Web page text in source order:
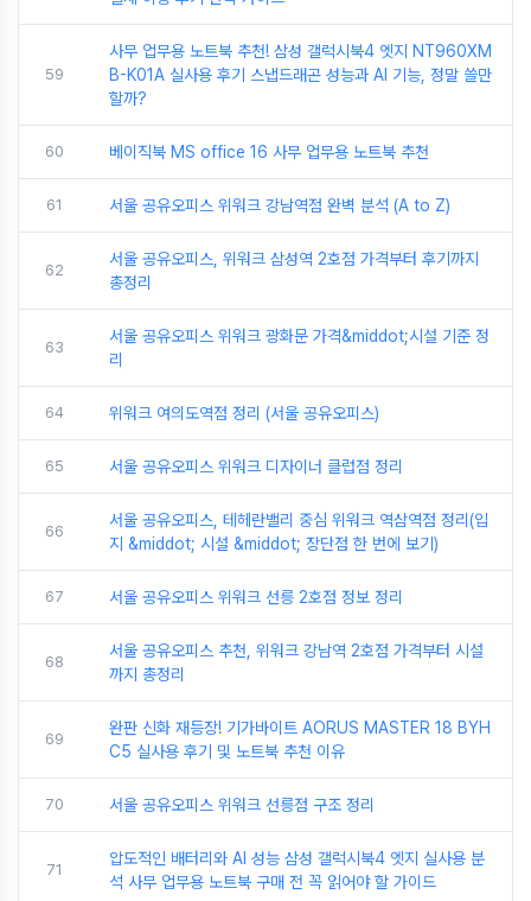
59
사무 업무용 노트북 추천! 삼성 갤럭시북4 엣지 NT960XM
B-K01A 실사용 후기 스냅드래곤 성능과 AI 기능, 정말 쓸만
할까?
60 베이직북 MS office 16 사무 업무용 노트북 추천
61 서울 공유오피스 위워크 강남역점 완벽 분석 (A to Z)
62
서울 공유오피스, 위워크 삼성역 2호점 가격부터 후기까지
총정리
63
서울 공유오피스 위워크 광화문 가격&middot;시설 기준 정
리
64 위워크 여의도역점 정리 (서울 공유오피스)
65 서울 공유오피스 위워크 디자이너 클럽점 정리
66
서울 공유오피스, 테헤란밸리 중심 위워크 역삼역점 정리(입
지 &middot; 시설 &middot; 장단점 한 번에 보기)
67 서울 공유오피스 위워크 선릉 2호점 정보 정리
68
서울 공유오피스 추천, 위워크 강남역 2호점 가격부터 시설
까지 총정리
69
완판 신화 재등장! 기가바이트 AORUS MASTER 18 BYH
C5 실사용 후기 및 노트북 추천 이유
70 서울 공유오피스 위워크 선릉점 구조 정리
71
압도적인 배터리와 AI 성능 삼성 갤럭시북4 엣지 실사용 분
석 사무 업무용 노트북 구매 전 꼭 읽어야 할 가이드